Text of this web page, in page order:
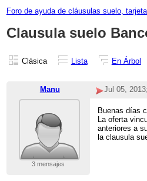
Foro de ayuda de cláusulas suelo,
Clausula suelo
Clásica Lista En Árbol
Manu Jul 05,
3 mensajes
Buenas días
La oferta
anteriores a
la clausula